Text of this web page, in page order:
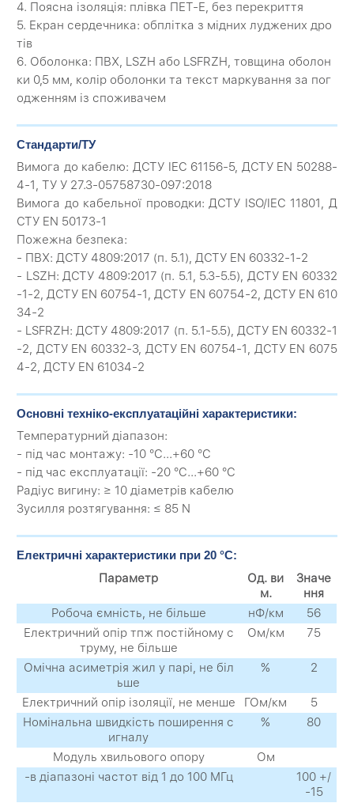
4. Поясна ізоляція: плівка ПЕТ-Е, без перекриття
5. Екран сердечника: обплітка з мідних луджених дро
тів
6. Оболонка: ПВХ, LSZH або LSFRZH, товщина оболон
ки 0,5 мм, колір оболонки та текст маркування за пог
одженням із споживачем
Стандарти/ТУ
Вимога до кабелю: ДСТУ IEC 61156-5, ДСТУ EN 50288-
4-1, ТУ У 27.3-05758730-097:2018
Вимога до кабельної проводки: ДСТУ ISO/IEC 11801, Д
СТУ EN 50173-1
Пожежна безпека:
- ПВХ: ДСТУ 4809:2017 (п. 5.1), ДСТУ EN 60332-1-2
- LSZH: ДСТУ 4809:2017 (п. 5.1, 5.3-5.5), ДСТУ EN 60332
-1-2, ДСТУ EN 60754-1, ДСТУ EN 60754-2, ДСТУ EN 610
34-2
- LSFRZH: ДСТУ 4809:2017 (п. 5.1-5.5), ДСТУ EN 60332-1
-2, ДСТУ EN 60332-3, ДСТУ EN 60754-1, ДСТУ EN 6075
4-2, ДСТУ EN 61034-2
Основні техніко-експлуатаційні характеристики:
Температурний діапазон:
- під час монтажу: -10 °C...+60 °C
- під час експлуатації: -20 °C...+60 °C
Радіус вигину: ≥ 10 діаметрів кабелю
Зусилля розтягування: ≤ 85 N
Електричні характеристики при 20 °C:
Параметр
Од. ви
м.
Значе
ння
Робоча ємність, не більше
нФ/км
56
Електричний опір тпж постійному с
труму, не більше
Ом/км 75
Омічна асиметрія жил у парі, не біл
ьше
% 2
Електричний опір ізоляції, не менше ГОм/км
5
Номінальна швидкість поширення с
игналу
% 80
Модуль хвильового опору
Ом
-в діапазоні частот від 1 до 100 МГц
100 +/
-15